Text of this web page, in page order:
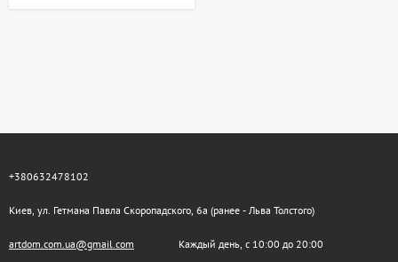
+380632478102
Киев, ул. Гетмана Павла Скоропадского, 6а (ранее - Льва Толстого)
artdom.com.ua@gmail.com Каждый день, с 10:00 до 20:00